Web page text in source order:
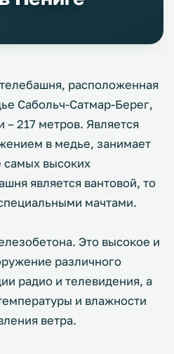
расположенная
Сабольч-Сатмар-Берег,
217 метров. Является
в медье, занимает
самых высоких
является вантовой, то
мачтами.
Это высокое и
различного
радио и телевидения, а
и влажности
ветра.